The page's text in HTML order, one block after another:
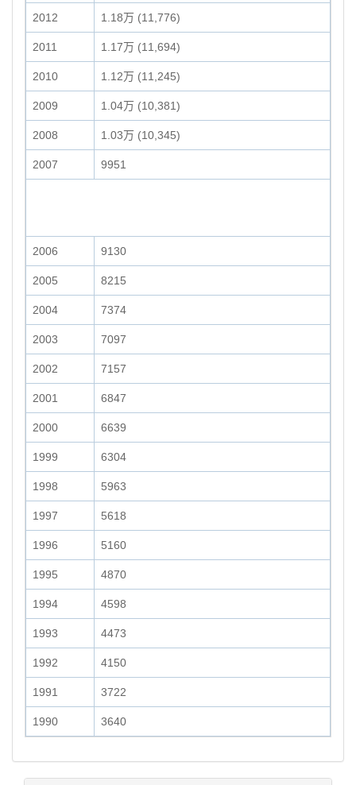
2012 1.18万 (11,776)
2011 1.17万 (11,694)
2010 1.12万 (11,245)
2009 1.04万 (10,381)
2008 1.03万 (10,345)
2007 9951
2006 9130
2005 8215
2004 7374
2003 7097
2002 7157
2001 6847
2000 6639
1999 6304
1998 5963
1997 5618
1996 5160
1995 4870
1994 4598
1993 4473
1992 4150
1991 3722
1990 3640